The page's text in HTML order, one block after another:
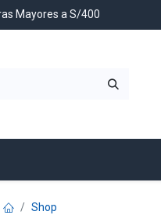
Mayores a S/400
Shop